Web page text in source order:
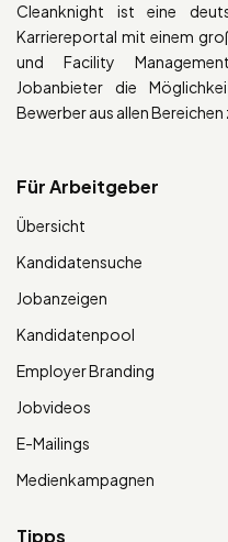
Cleanknight ist eine
Karriereportal mit einem
und Facility
Jobanbieter die
Bewerber aus allen Bereichen
Für Arbeitgeber
Übersicht
Kandidatensuche
Jobanzeigen
Kandidatenpool
Employer Branding
Jobvideos
E-Mailings
Medienkampagnen
Tipps